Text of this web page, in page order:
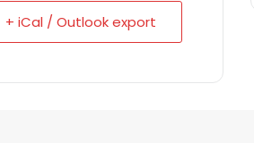
+ iCal / Outlook export